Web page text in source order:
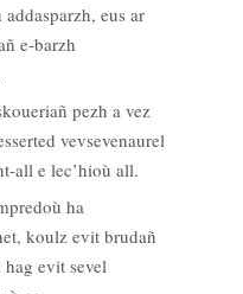
eus ar
e-barzh
pezh a vez
vevsevenaurel
all e lec’hioù all.
ha
koulz evit brudañ
evit sevel